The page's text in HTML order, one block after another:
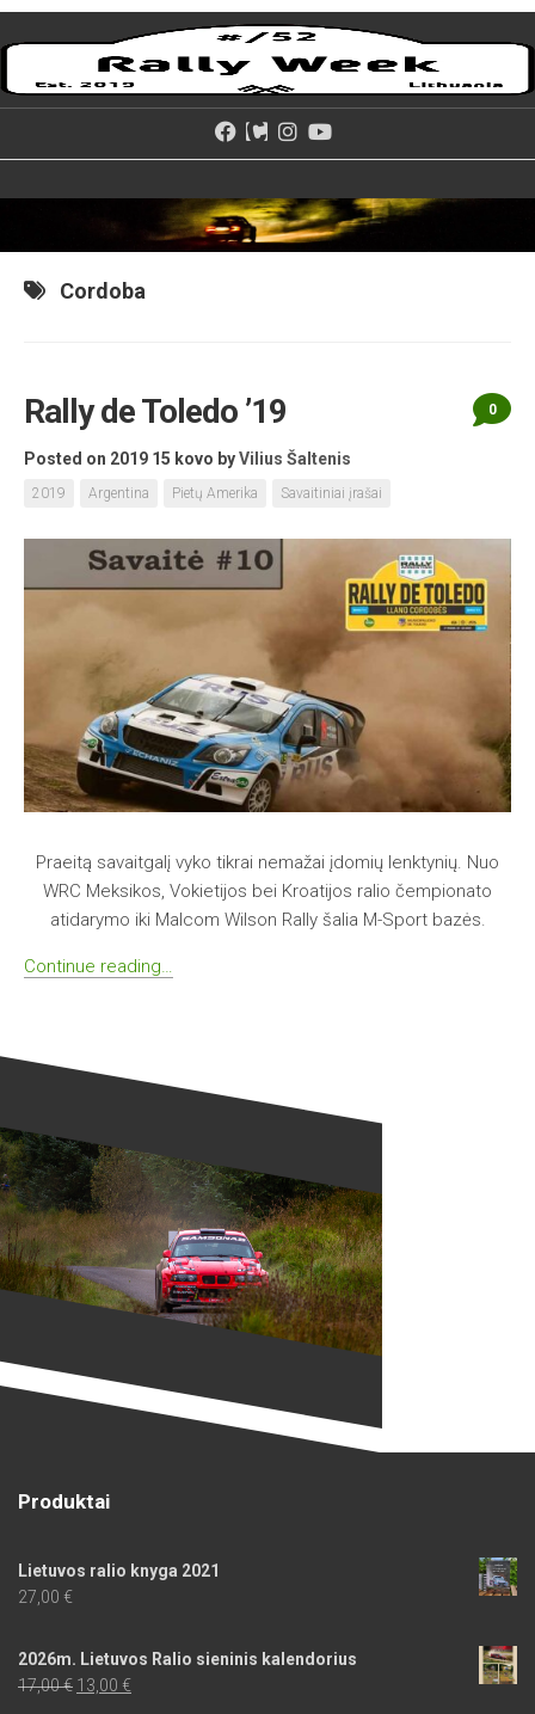
Skip
to
Cordoba
Rally de Toledo ’19
Posted on 2019 15 kovo byVilius Šaltenis
2019 Argentina Pietų Amerika Savaitiniai įrašai
0
Praeitą savaitgalį vyko tikrai nemažai įdomių lenktynių. Nuo
WRC Meksikos, Vokietijos bei Kroatijos ralio čempionato
atidarymo iki Malcom Wilson Rally šalia M-Sport bazės.
Continue reading…
Produktai
Lietuvos ralio knyga 2021
27,00 €
2026m. Lietuvos Ralio sieninis kalendorius
17,00€ Original
13,00 €Current